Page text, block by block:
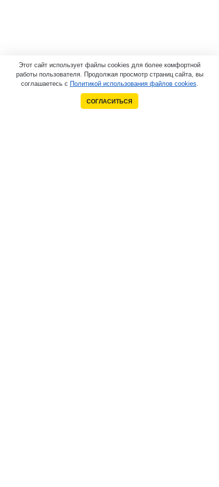
Этот сайт использует файлы cookies для более комфортной
работы пользователя. Продолжая просмотр страниц сайта, вы
соглашаетесь с Политикой использования файлов cookies.
СОГЛАСИТЬСЯ